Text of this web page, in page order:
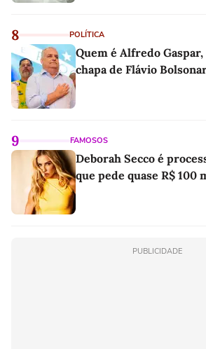
8 POLÍTICA
Quem é Alfredo
chapa de Flávio
9 FAMOSOS
Deborah Secco é
que pede quase R$ 100
PUBLICIDADE